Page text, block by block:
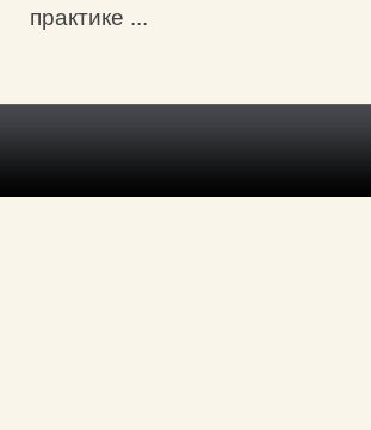
практике ...